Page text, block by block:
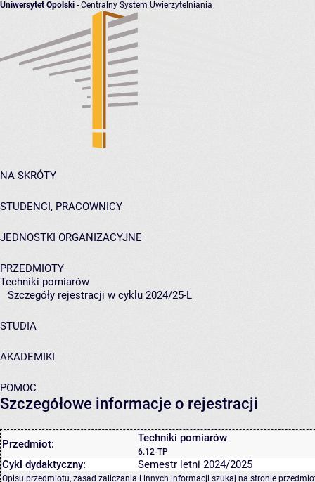
Uniwersytet Opolski - Centralny System Uwierzytelniania
NA SKRÓTY
STUDENCI, PRACOWNICY
JEDNOSTKI ORGANIZACYJNE
PRZEDMIOTY
Techniki pomiarów
Szczegóły rejestracji w cyklu 2024/25-L
STUDIA
AKADEMIKI
POMOC
Szczegółowe informacje o rejestracji
Przedmiot: Techniki pomiarów
6.12-TP
Cykl dydaktyczny: Semestr letni 2024/2025
Opisu przedmiotu, zasad zaliczania i innych informacji szukaj na stronie